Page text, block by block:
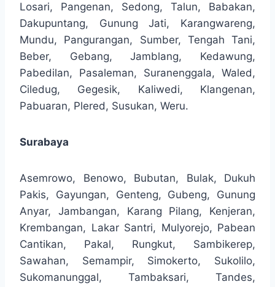
Losari, Pangenan, Sedong, Talun, Babakan,
Dakupuntang, Gunung Jati, Karangwareng,
Mundu, Pangurangan, Sumber, Tengah Tani,
Beber, Gebang, Jamblang, Kedawung,
Pabedilan, Pasaleman, Suranenggala, Waled,
Ciledug, Gegesik, Kaliwedi, Klangenan,
Pabuaran, Plered, Susukan, Weru.
Surabaya
Asemrowo, Benowo, Bubutan, Bulak, Dukuh
Pakis, Gayungan, Genteng, Gubeng, Gunung
Anyar, Jambangan, Karang Pilang, Kenjeran,
Krembangan, Lakar Santri, Mulyorejo, Pabean
Cantikan, Pakal, Rungkut, Sambikerep,
Sawahan, Semampir, Simokerto, Sukolilo,
Sukomanunggal, Tambaksari, Tandes,